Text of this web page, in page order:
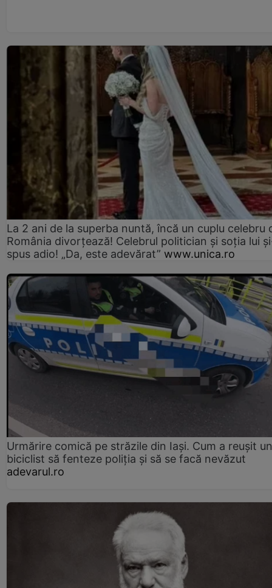
La 2 ani de la superba nuntă, încă un cuplu celebru
România divorțează! Celebrul politician și soția lui
spus adio! „Da, este adevărat” www.unica.ro
Urmărire comică pe străzile din Iași. Cum a reușit un
biciclist să fenteze poliția și să se facă nevăzut
adevarul.ro